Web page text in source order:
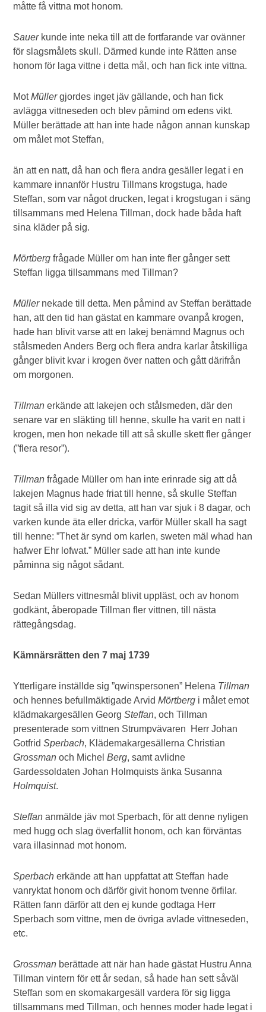
måtte få vittna mot honom.
Sauerkunde inte neka till att de fortfarande var ovänner
för slagsmålets skull. Därmed kunde inte Rätten anse
honom för laga vittne i detta mål, och han fick inte vittna.
MotMüllergjordes inget jäv gällande, och han fick
avlägga vittneseden och blev påmind om edens vikt.
Müller berättade att han inte hade någon annan kunskap
om målet mot Steffan,
än att en natt, då han och flera andra gesäller legat i en
kammare innanför Hustru Tillmans krogstuga, hade
Steffan, som var något drucken, legat i krogstugan i säng
tillsammans med Helena Tillman, dock hade båda haft
sina kläder på sig.
Mörtberg frågade Müller om han inte fler gånger sett
Steffan ligga tillsammans med Tillman?
Müllernekade till detta. Men påmind av Steffan berättade
han, att den tid han gästat en kammare ovanpå krogen,
hade han blivit varse att en lakej benämnd Magnus och
stålsmeden Anders Berg och flera andra karlar åtskilliga
gånger blivit kvar i krogen över natten och gått därifrån
om morgonen.
Tillman erkände att lakejen och stålsmeden, där den
senare var en släkting till henne, skulle ha varit en natt i
krogen, men hon nekade till att så skulle skett fler gånger
(”flera resor”).
Tillman frågade Müller om han inte erinrade sig att då
lakejen Magnus hade friat till henne, så skulle Steffan
tagit så illa vid sig av detta, att han var sjuk i 8 dagar, och
varken kunde äta eller dricka, varför Müller skall ha sagt
till henne: ”Thet är synd om karlen, sweten mäl whad han
hafwer Ehr lofwat.” Müller sade att han inte kunde
påminna sig något sådant.
Sedan Müllers vittnesmål blivit uppläst, och av honom
godkänt, åberopade Tillman fler vittnen, till nästa
rättegångsdag.
Kämnärsrätten den 7 maj 1739
Ytterligare inställde sig ”qwinspersonen” Helena Tillman
och hennes befullmäktigade ArvidMörtberg i målet emot
klädmakargesällen GeorgSteffan, och Tillman
presenterade som vittnen Strumpvävaren Herr Johan
GotfridSperbach, Klädemakargesällerna Christian
Grossman och MichelBerg, samt avlidne
Gardessoldaten Johan Holmquists änka Susanna
Holmquist.
Steffan anmälde jäv mot Sperbach, för att denne nyligen
med hugg och slag överfallit honom, och kan förväntas
vara illasinnad mot honom.
Sperbacherkände att han uppfattat att Steffan hade
vanryktat honom och därför givit honom tvenne örfilar.
Rätten fann därför att den ej kunde godtaga Herr
Sperbach som vittne, men de övriga avlade vittneseden,
etc.
Grossman berättade att när han hade gästat Hustru Anna
Tillman vintern för ett år sedan, så hade han sett såväl
Steffan som en skomakargesäll vardera för sig ligga
tillsammans med Tillman, och hennes moder hade legat i